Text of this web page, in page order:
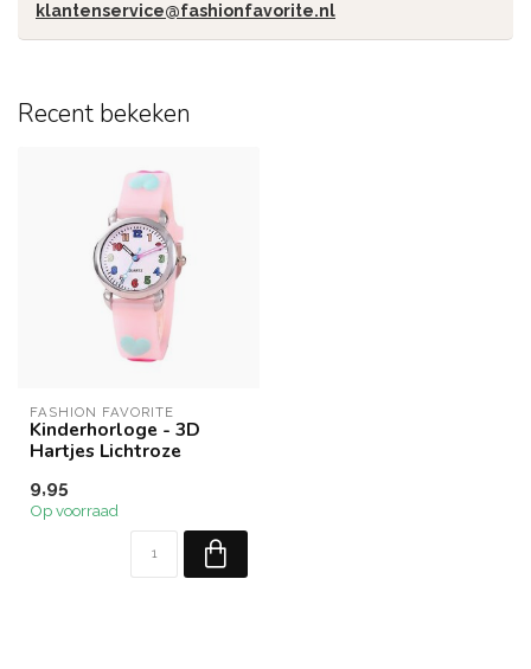
klantenservice@fashionfavorite.nl
Recent bekeken
FASHION FAVORITE
Kinderhorloge - 3D
Hartjes Lichtroze
9,95
Op voorraad